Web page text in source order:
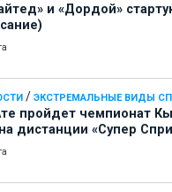
и «Дордой»
/ ЭКСТРЕМАЛЬНЫЕ ВИДЫ
пройдет чемпионат
дистанции «Супер